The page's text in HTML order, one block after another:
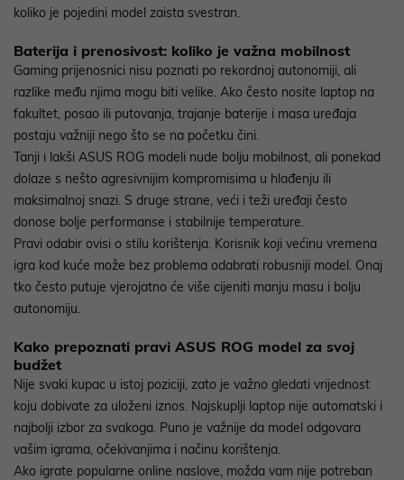
koliko je pojedini model zaista svestran.
Baterija i prenosivost: koliko je važna mobilnost
Gaming prijenosnici nisu poznati po rekordnoj autonomiji, ali
razlike među njima mogu biti velike. Ako često nosite laptop na
fakultet, posao ili putovanja, trajanje baterije i masa uređaja
postaju važniji nego što se na početku čini.
Tanji i lakši ASUS ROG modeli nude bolju mobilnost, ali ponekad
dolaze s nešto agresivnijim kompromisima u hlađenju ili
maksimalnoj snazi. S druge strane, veći i teži uređaji često
donose bolje performanse i stabilnije temperature.
Pravi odabir ovisi o stilu korištenja. Korisnik koji većinu vremena
igra kod kuće može bez problema odabrati robusniji model. Onaj
tko često putuje vjerojatno će više cijeniti manju masu i bolju
autonomiju.
Kako prepoznati pravi ASUS ROG model za svoj
budžet
Nije svaki kupac u istoj poziciji, zato je važno gledati vrijednost
koju dobivate za uloženi iznos. Najskuplji laptop nije automatski i
najbolji izbor za svakoga. Puno je važnije da model odgovara
vašim igrama, očekivanjima i načinu korištenja.
Ako igrate popularne online naslove, možda vam nije potreban